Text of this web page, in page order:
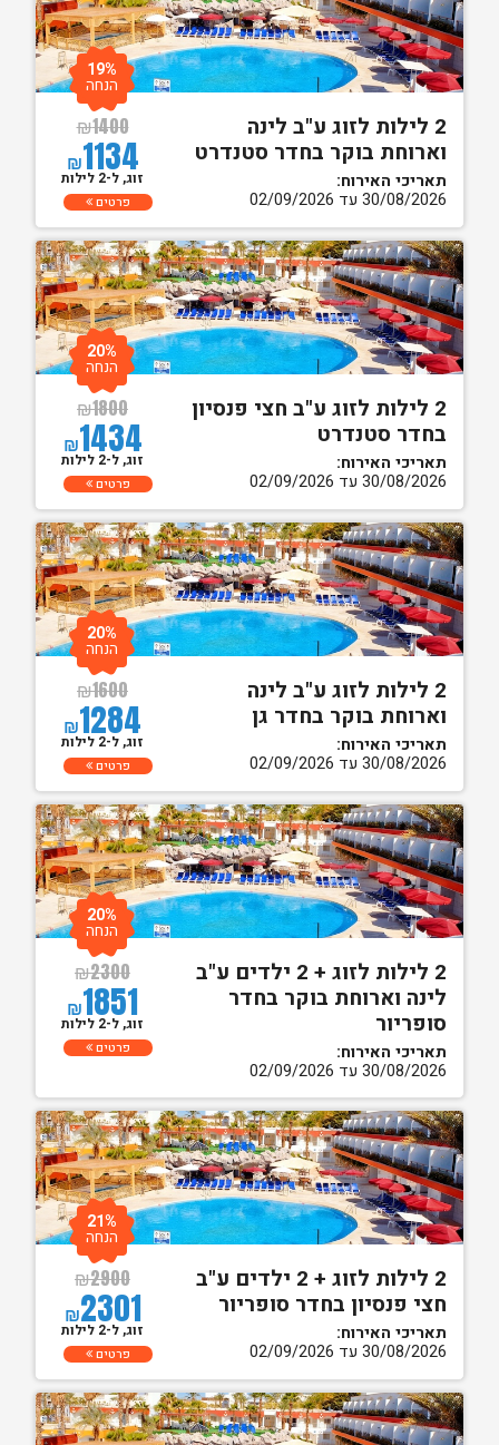
2 לילות לזוג ע"ב לינה
וארוחת בוקר בחדר סטנדרט
תאריכי האירוח:
30/08/2026 עד 02/09/2026
₪1400
₪1134
19%
הנחה
זוג, ל-2 לילות
פרטים
2 לילות לזוג ע"ב חצי פנסיון
בחדר סטנדרט
תאריכי האירוח:
30/08/2026 עד 02/09/2026
₪1800
₪1434
20%
הנחה
זוג, ל-2 לילות
פרטים
2 לילות לזוג ע"ב לינה
וארוחת בוקר בחדר גן
תאריכי האירוח:
30/08/2026 עד 02/09/2026
₪1600
₪1284
20%
הנחה
זוג, ל-2 לילות
פרטים
2 לילות לזוג + 2 ילדים ע"ב
לינה וארוחת בוקר בחדר
סופריור
תאריכי האירוח:
30/08/2026 עד 02/09/2026
₪2300
₪1851
20%
הנחה
זוג, ל-2 לילות
פרטים
2 לילות לזוג + 2 ילדים ע"ב
חצי פנסיון בחדר סופריור
תאריכי האירוח:
30/08/2026 עד 02/09/2026
₪2900
₪2301
21%
הנחה
זוג, ל-2 לילות
פרטים